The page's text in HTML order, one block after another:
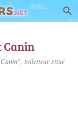
Canin
toiletteur situé